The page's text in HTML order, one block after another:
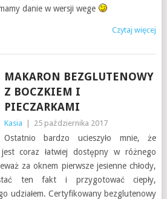
danie w wersji wege
Czytaj więcej
MAKARON BEZGLUTENOWY
Z BOCZKIEM I
PIECZARKAMI
Kasia 25 października 2017
Ostatnio bardzo ucieszyło mnie, że
coraz łatwiej dostępny w różnego
za oknem pierwsze jesienne chłody,
ten fakt i przygotować ciepły,
udziałem. Certyfikowany bezglutenowy